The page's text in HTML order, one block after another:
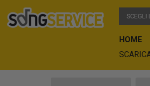
SCEGLI
HOME